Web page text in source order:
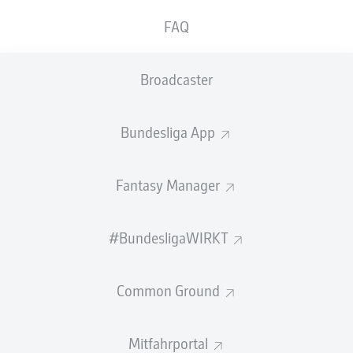
FAQ
Broadcaster
Bundesliga App
Fantasy Manager
#BundesligaWIRKT
Common Ground
Mitfahrportal
SCHÜSSE